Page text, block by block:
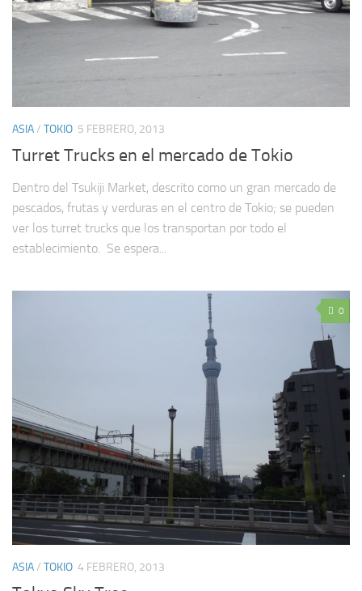
ASIA/ TOKIO 5 FEBRERO, 2013
Turret Trucks en el mercado de Tokio
Dentro del Tsukiji Market, descrito como un gran mercado de
pescados, frutas y verduras en el centro de Tokio; se pueden
ver los turret trucks que los transportan por todo el
establecimiento. Se espera...
0
ASIA/ TOKIO 4 FEBRERO, 2013